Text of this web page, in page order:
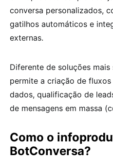
conversa personalizados,
gatilhos automáticos e
externas.
Diferente de soluções
permite a criação de
dados, qualificação de
de mensagens em massa
Como o
BotConversa?